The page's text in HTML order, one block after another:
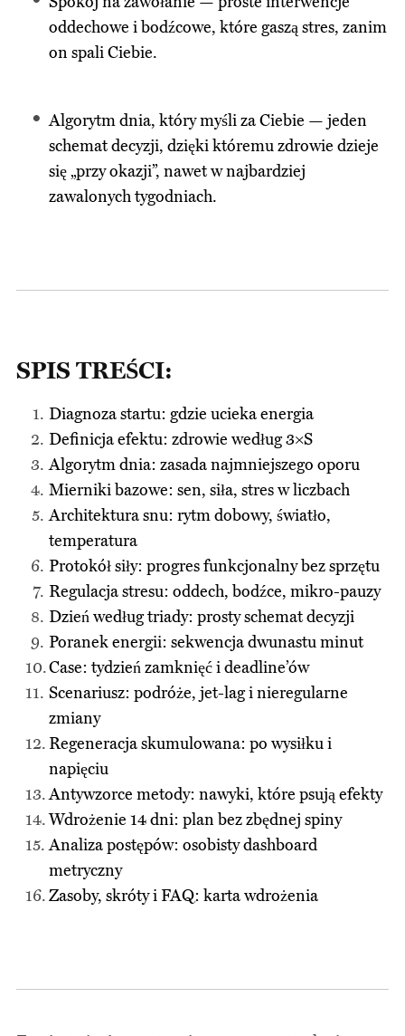
oddechowe i bodźcowe, które gaszą stres, zanim
on spali Ciebie.
Algorytm dnia, który myśli za Ciebie — jeden
schemat decyzji, dzięki któremu zdrowie dzieje
się „przy okazji”, nawet w najbardziej
zawalonych tygodniach.
SPIS TREŚCI:
Diagnoza startu: gdzie ucieka energia
Definicja efektu: zdrowie według 3×S
Algorytm dnia: zasada najmniejszego oporu
Mierniki bazowe: sen, siła, stres w liczbach
Architektura snu: rytm dobowy, światło,
temperatura
Protokół siły: progres funkcjonalny bez sprzętu
Regulacja stresu: oddech, bodźce, mikro-pauzy
Dzień według triady: prosty schemat decyzji
Poranek energii: sekwencja dwunastu minut
Case: tydzień zamknięć i deadline’ów
Scenariusz: podróże, jet-lag i nieregularne
zmiany
Regeneracja skumulowana: po wysiłku i
napięciu
Antywzorce metody: nawyki, które psują efekty
Wdrożenie 14 dni: plan bez zbędnej spiny
Analiza postępów: osobisty dashboard
metryczny
Zasoby, skróty i FAQ: karta wdrożenia